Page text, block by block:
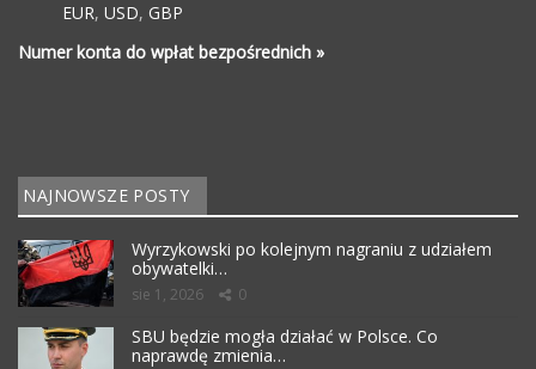
EUR, USD, GBP
Numer konta do wpłat bezpośrednich »
NAJNOWSZE POSTY
Wyrzykowski po kolejnym nagraniu z udziałem
obywatelki…
sie 1, 2026 0
SBU będzie mogła działać w Polsce. Co
naprawdę zmienia…